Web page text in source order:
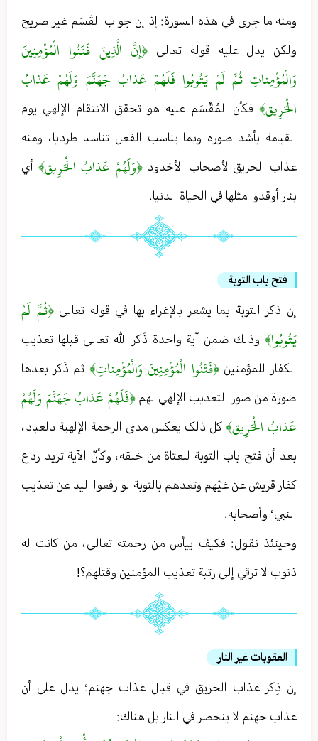
ومنه ما جرى في هذه السورة : إذ إن جواب القَسَم غير صريح
ولكن يدل عليه قوله تعالى ﴿إِنَّ الَّذِينَ فَتَنُوا الْمُؤْمِنِينَ
وَالْمُؤْمِناتِ ثُمَّ لَمْ يَتُوبُوا فَلَهُمْ عَذابُ جَهَنَّمَ وَلَهُمْ عَذابُ
الْحَرِيق﴾ فكأن المُقْسَم عليه هو تحقق الانتقام الإلهي يوم
القيامة بأشد صوره وبما يناسب الفعل تناسبا طرديا ، ومنه
عذاب الحريق لأصحاب الأخدود﴿وَلَهُمْ عَذابُ الْحَرِيق﴾ أي
بنار أوقدوا مثلها في الحياة الدنيا .
فتح باب التوبة
إن ذكر التوبة بما يشعر بالإغراء بها في قوله تعالى﴿ثُمَّ لَمْ
يَتُوبُوا﴾ وذلك ضمن آية واحدة ذَكر الله تعالى قبلها تعذيب
الكفار للمؤمنين﴿فَتَنُوا الْمُؤْمِنِينَ وَالْمُؤْمِناتِ﴾ ثم ذَكر بعدها
صورة من صور التعذيب الإلهي لهم﴿فَلَهُمْ عَذابُ جَهَنَّمَ وَلَهُمْ
عَذابُ الْحَرِيق﴾ کل ذلک يعكس مدى الرحمة الإلهية بالعباد ،
بعد أن فتح باب التوبة للعتاة من خلقه ، وكأنّ الآية تريد ردع
كفار قريش عن غيّهم وتعدهم بالتوبة لو رفعوا اليد عن تعذيب
النبي ‘ وأصحابه .
وحينئذ نقول : فكيف ييأس من رحمته تعالى ، من كانت له
ذنوب لا ترقي إلى رتبة تعذيب المؤمنين وقتلهم؟!
العقوبات غير النار
إن ذِكر عذاب الحريق في قبال عذاب جهنم ؛ يدل على أن
عذاب جهنم لا ينحصر في النار بل هناك :